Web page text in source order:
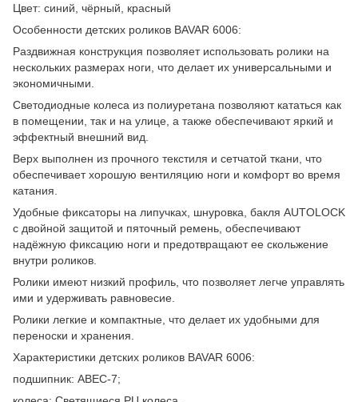
Цвет: синий, чёрный, красный
Особенности детских роликов BAVAR 6006:
Раздвижная конструкция позволяет использовать ролики на
нескольких размерах ноги, что делает их универсальными и
экономичными.
Светодиодные колеса из полиуретана позволяют кататься как
в помещении, так и на улице, а также обеспечивают яркий и
эффектный внешний вид.
Верх выполнен из прочного текстиля и сетчатой ткани, что
обеспечивает хорошую вентиляцию ноги и комфорт во время
катания.
Удобные фиксаторы на липучках, шнуровка, бакля AUTОLOCK
с двойной защитой и пяточный ремень, обеспечивают
надёжную фиксацию ноги и предотвращают ее скольжение
внутри роликов.
Ролики имеют низкий профиль, что позволяет легче управлять
ими и удерживать равновесие.
Ролики легкие и компактные, что делает их удобными для
переноски и хранения.
Характеристики детских роликов BAVAR 6006:
подшипник: ABEC-7;